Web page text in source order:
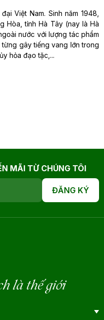
Việt Nam. Sinh năm 1948,
Hòa, tỉnh Hà Tây (nay là Hà
nước với lượng tác phẩm
gây tiếng vang lớn trong
hỏa đạo tặc,...
MÃI TỪ CHÚNG TÔI
ĐĂNG KÝ
là thế giới